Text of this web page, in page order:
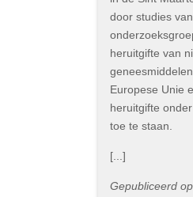
door studies
heruitgifte van
Europese Unie
heruitgifte
toe te staan.
[...]
Gepubliceerd op